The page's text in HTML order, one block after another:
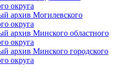
округа
архив Могилевского
округа
архив Минского областного
округа
архив Минского городского
округа